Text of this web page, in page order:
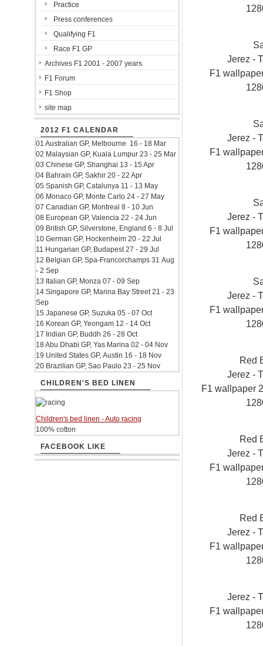
Jerez -
F1
Jerez -
F1
Jerez -
F1
Jerez -
F1
Red
Jerez -
F1 wallpaper
Red
Jerez -
F1
Red
Jerez -
F1
Jerez -
F1
Practice
Press conferences
Qualifying F1
Race F1 GP
Archives F1 2001 - 2007 years
F1 Forum
F1 Shop
site map
2012 F1 CALENDAR
01 Australian GP, Melbourne 16 - 18 Mar
02 Malaysian GP, Kuala Lumpur 23 - 25 Mar
03 Chinese GP, Shanghai 13 - 15 Apr
04 Bahrain GP, Sakhir 20 - 22 Apr
05 Spanish GP, Catalunya 11 - 13 May
06 Monaco GP, Monte Carlo 24 - 27 May
07 Canadian GP, Montreal 8 - 10 Jun
08 European GP, Valencia 22 - 24 Jun
09 British GP, Silverstone, England 6 - 8 Jul
10 German GP, Hockenheim 20 - 22 Jul
11 Hungarian GP, Budapest 27 - 29 Jul
12 Belgian GP, Spa-Francorchamps 31 Aug
- 2 Sep
13 Italian GP, Monza 07 - 09 Sep
14 Singapore GP, Marina Bay Street 21 - 23
Sep
15 Japanese GP, Suzuka 05 - 07 Oct
16 Korean GP, Yeongam 12 - 14 Oct
17 Indian GP, Buddh 26 - 28 Oct
18 Abu Dhabi GP, Yas Marina 02 - 04 Nov
19 United States GP, Austin 16 - 18 Nov
20 Brazilian GP, Sao Paulo 23 - 25 Nov
CHILDREN'S BED LINEN
Children's bed linen - Auto racing
100% cotton
FACEBOOK LIKE